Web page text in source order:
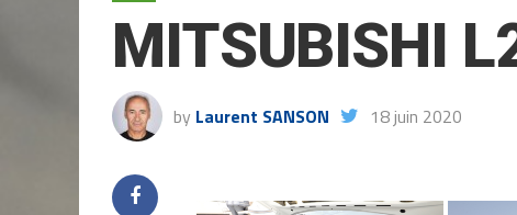
MITSUBISHI
by Laurent SANSON 18 juin 2020